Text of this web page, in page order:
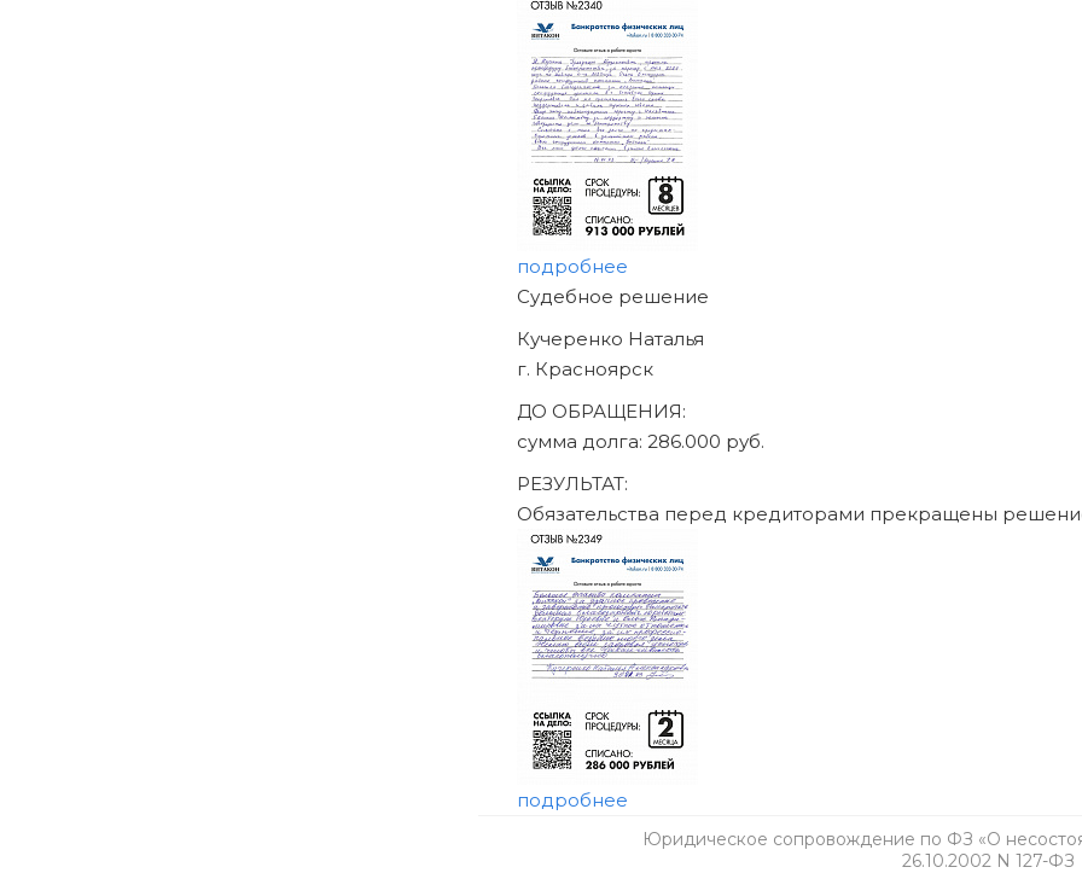
География присутствия
Банкротство влечёт негативные последствия, в том числе ограничения на получение кредита и повторное